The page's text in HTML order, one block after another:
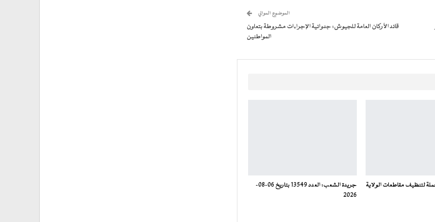
الموضوع الموالي
قائد الأركان العامة للجيوش: جدوائية الإجراءات مشروطة بتعاون
المواطنين
لتنظيف مقاطعات الولاية
جريدة الشعب: العدد 13549 بتاريخ 06-08-
2026